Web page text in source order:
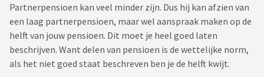
Partnerpensioen kan veel minder zijn. Dus hij kan afzien van
een laag partnerpensioen, maar wel aanspraak maken op de
helft van jouw pensioen. Dit moet je heel goed laten
beschrijven. Want delen van pensioen is de wettelijke norm,
als het niet goed staat beschreven ben je de helft kwijt.